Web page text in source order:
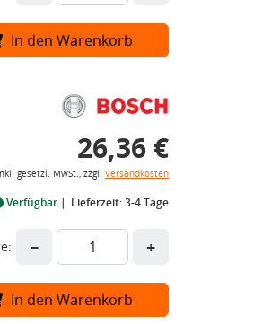
In den Warenkorb
26,36 €
gesetzl. MwSt., zzgl. Versandkosten
Verfügbar Lieferzeit: 3-4 Tage
− +
In den Warenkorb